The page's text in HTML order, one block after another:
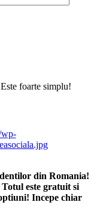
foarte simplu!
din Romania!
este gratuit si
Incepe chiar